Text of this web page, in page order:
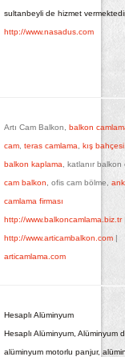
sultanbeyli de hizmet
http://www.nasadus.com
Artı Cam Balkon, balkon
cam, teras camlama kış bahçesi
balkon kaplama , katlanır
cam balkon , ofis cam bölme,
camlama firması
http://www.balkoncamlama.biz.tr
http://www.articambalkon.com|
articamlama.com
Hesaplı Alüminyum
Hesaplı Alüminyum, Alüminyum
alüminyum motorlu panjur,